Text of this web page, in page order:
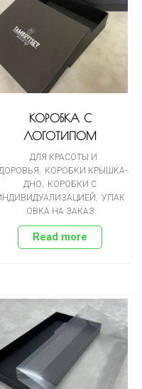
КОРОБКА С
ЛОГОТИПОМ
ДЛЯ КРАСОТЫ И
КОРОБКИ КРЫШКА-
ДНО
КОРОБКИ С
УПАК
ОВКА НА ЗАКАЗ
Read more